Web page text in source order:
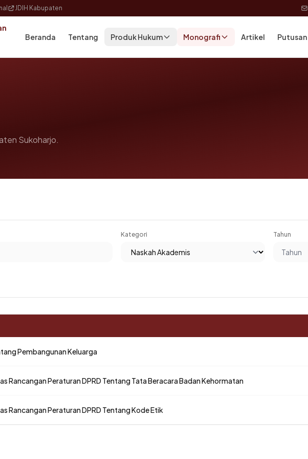
JDIH Kabupaten
Beranda Tentang Produk Hukum Monografi Artikel Putusan
Sukoharjo.
Kategori Tahun
Pembangunan Keluarga
Rancangan Peraturan DPRD Tentang Tata Beracara Badan Kehormatan
Rancangan Peraturan DPRD Tentang Kode Etik